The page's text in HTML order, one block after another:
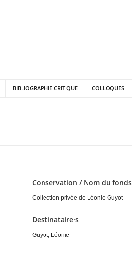
BIBLIOGRAPHIE CRITIQUE COLLOQUES
Conservation / Nom du fonds
Collection privée de Léonie Guyot
Destinataire·s
Guyot, Léonie